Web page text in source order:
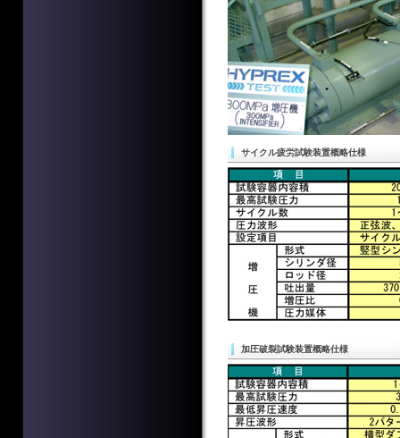
サイクル疲労試験装置概略仕様
加圧破裂試験装置概略仕様